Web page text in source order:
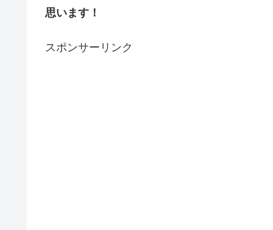
思います！
スポンサーリンク